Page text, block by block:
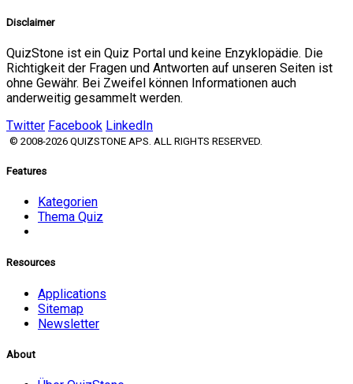
Disclaimer
QuizStone ist ein Quiz Portal und keine Enzyklopädie. Die
Richtigkeit der Fragen und Antworten auf unseren Seiten ist
ohne Gewähr. Bei Zweifel können Informationen auch
anderweitig gesammelt werden.
Twitter Facebook LinkedIn
© 2008-2026 QUIZSTONE APS. ALL RIGHTS RESERVED.
Features
Kategorien
Thema Quiz
Resources
Applications
Sitemap
Newsletter
About